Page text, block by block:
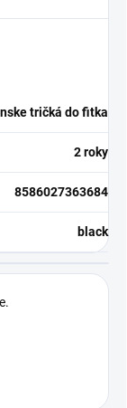
tričká do fitka
2 roky
8586027363684
black